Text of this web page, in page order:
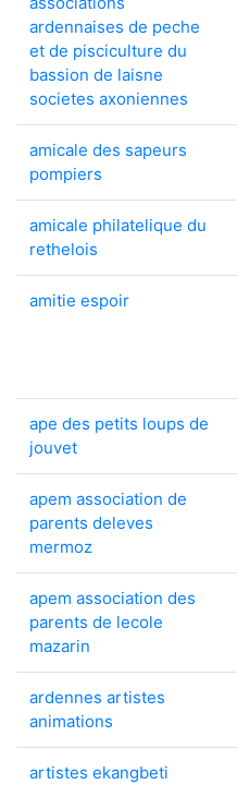
ardennaises de peche
et de pisciculture du
bassion de laisne
societes axoniennes
amicale des sapeurs
pompiers
amicale philatelique du
rethelois
amitie espoir
ape des petits loups de
jouvet
apem association de
parents deleves
mermoz
apem association des
parents de lecole
mazarin
ardennes artistes
animations
artistes ekangbeti